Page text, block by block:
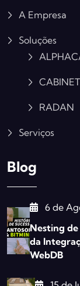
A Empresa
Soluções
RADAN
Serviços
Blog
6 de
Nesting de
da
WebDB